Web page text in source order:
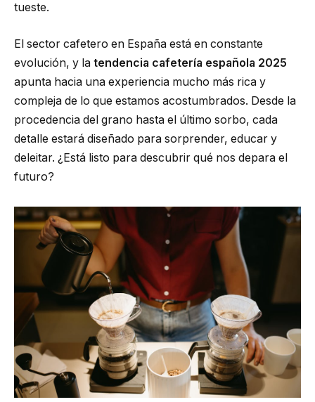
tueste.
El sector cafetero en España está en constante
evolución, y la tendencia cafetería española 2025
apunta hacia una experiencia mucho más rica y
compleja de lo que estamos acostumbrados. Desde la
procedencia del grano hasta el último sorbo, cada
detalle estará diseñado para sorprender, educar y
deleitar. ¿Está listo para descubrir qué nos depara el
futuro?